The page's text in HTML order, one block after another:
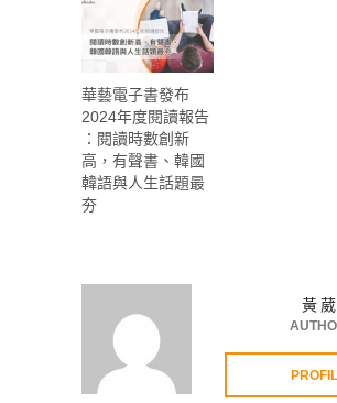
華藝電子書發布
2024年度閱讀報告
：閱讀時數創新
高，有聲書、韓國
韓語與人生話題最
夯
黃 葳